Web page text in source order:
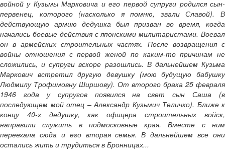
войной у Кузьмы Марковича и его первой супруги родился сын-
первенец, которого (насколько я помню, звали Славой). В
действующую армию дедушка был призван во время, когда
начались боевые действия с японскими милитаристами. Воевал
он в армейских строительных частях. После возвращения с
войны отношения с первой женой по каким-то причинам не
сложились, и супруги вскоре разошлись. В дальнейшем Кузьма
Маркович встретил другую девушку (мою будущую бабушку
Людмилу Трофимовну Ширшову). От второго брака 25 февраля
1946 года у супругов появился на свет сын Саша (в
последующем мой отец – Александр Кузьмич Теличко). Ближе к
концу 40-х дедушку, как офицера строительных войск,
направили служить в подмосковные края. Вместе с ним
переехала сюда и его вторая семья. В дальнейшем все они
остались жить и трудиться в Бронницах...